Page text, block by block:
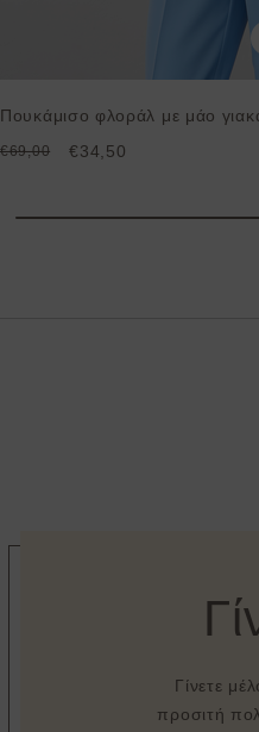
Πουκάμισο φλοράλ με μάο
€69,00 €34,50
Γίνετε
προσιτή